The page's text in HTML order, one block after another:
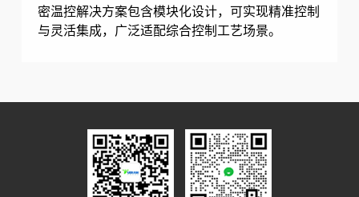
密温控解决方案包含模块化设计，可实现精准控制
与灵活集成，广泛适配综合控制工艺场景。